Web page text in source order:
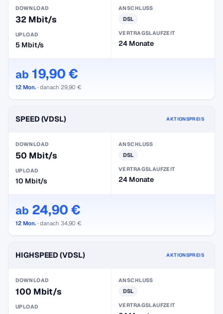
DOWNLOAD
32 Mbit/s
UPLOAD
5 Mbit/s
ANSCHLUSS
DSL
VERTRAGSLAUFZEIT
24 Monate
ab 19,90 €
12 Mon.· danach 29,90 €
SPEED (VDSL) AKTIONSPREIS
DOWNLOAD
50 Mbit/s
UPLOAD
10 Mbit/s
ANSCHLUSS
DSL
VERTRAGSLAUFZEIT
24 Monate
ab 24,90 €
12 Mon.· danach 34,90 €
HIGHSPEED (VDSL) AKTIONSPREIS
DOWNLOAD
100 Mbit/s
UPLOAD
ANSCHLUSS
DSL
VERTRAGSLAUFZEIT